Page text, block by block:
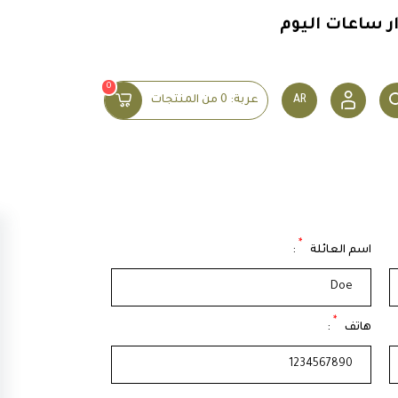
ساعات اليوم
AR عربة: 0 من المنتجات
0
اسم العائلة *
:
هاتف *
: